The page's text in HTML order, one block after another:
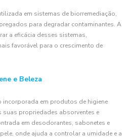
em sistemas de biorremediação,
para degradar contaminantes. A
a eficácia desses sistemas,
favorável para o crescimento de
e Beleza
incorporada em produtos de higiene
propriedades absorventes e
em desodorantes, sabonetes e
onde ajuda a controlar a umidade e a